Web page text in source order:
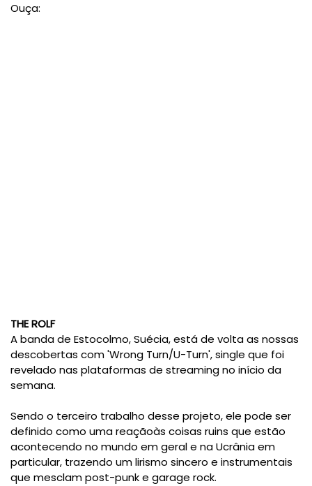
Ouça:
THE ROLF
A banda de Estocolmo, Suécia, está de volta as nossas
descobertas com 'Wrong Turn/U-Turn', single que foi
revelado nas plataformas de streaming no início da
semana.
Sendo o terceiro trabalho desse projeto, ele pode ser
definido como uma reaçãoàs coisas ruins que estão
acontecendo no mundo em geral e na Ucrânia em
particular, trazendo um lirismo sincero e instrumentais
que mesclam post-punk e garage rock.